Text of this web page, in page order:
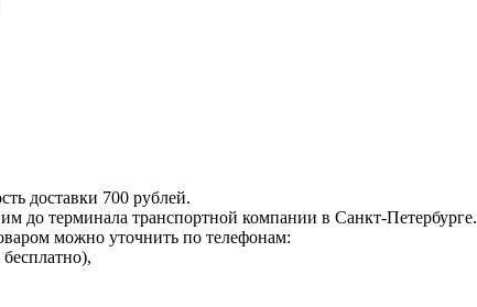
доставки 700 рублей.
до терминала транспортной компании в Санкт-Петербурге.
можно уточнить по телефонам:
,